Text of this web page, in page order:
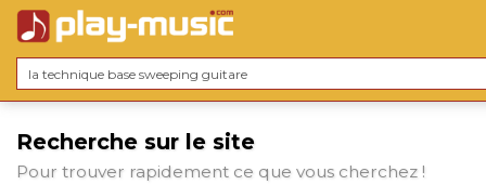
Recherche sur le site
Pour trouver rapidement ce que vous cherchez !